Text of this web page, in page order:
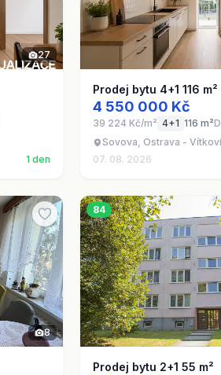
27
1 den
Prodej bytu 4+1 116 m²
4 550 000 Kč
39 224 Kč/m² 4+1 116 m²
Sovova, Ostrava -
07. 08. 2026
8
84
Prodej bytu 2+1 55 m²